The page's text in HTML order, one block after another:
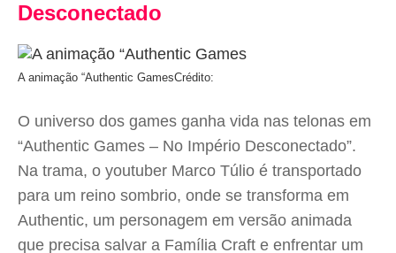
Desconectado
A animação “Authentic GamesCrédito:
O universo dos games ganha vida nas telonas em
“Authentic Games – No Império Desconectado”.
Na trama, o youtuber Marco Túlio é transportado
para um reino sombrio, onde se transforma em
Authentic, um personagem em versão animada
que precisa salvar a Família Craft e enfrentar um